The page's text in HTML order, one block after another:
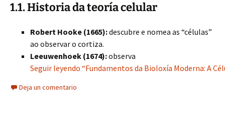
1.1. Historia da teoría celular
Robert Hooke (1665):descubre e nomea as “células”
ao observar o cortiza.
Leeuwenhoek (1674):observa
Seguir leyendo “Fundamentos da Bioloxía Moderna: A
Deja un comentario